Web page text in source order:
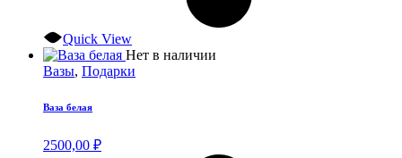
Quick View
Нет в наличии
Вазы, Подарки
Ваза белая
2500,00 ₽